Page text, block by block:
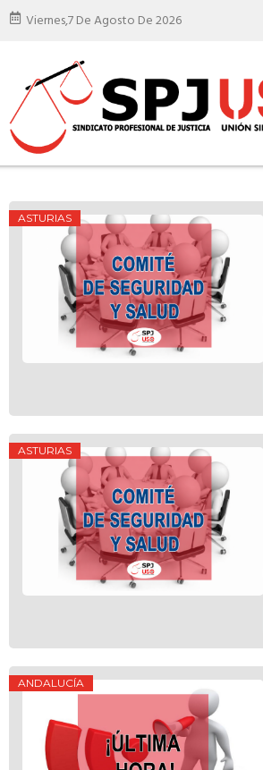
Viernes,7 De Agosto De 2026
ASTURIAS
ASTURIAS
ANDALUCÍA